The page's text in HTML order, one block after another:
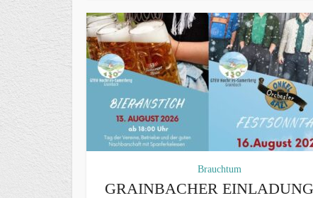
Brauchtum
GRAINBACHER